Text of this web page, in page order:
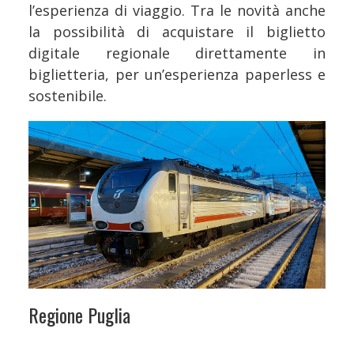
l’esperienza di viaggio. Tra le novità anche
la possibilità di acquistare il biglietto
digitale regionale direttamente in
biglietteria, per un’esperienza paperless e
sostenibile.
Regione Puglia